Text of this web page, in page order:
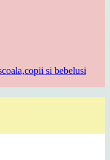
si bebelusi